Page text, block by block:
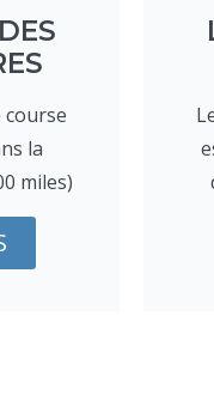
course
la
miles)